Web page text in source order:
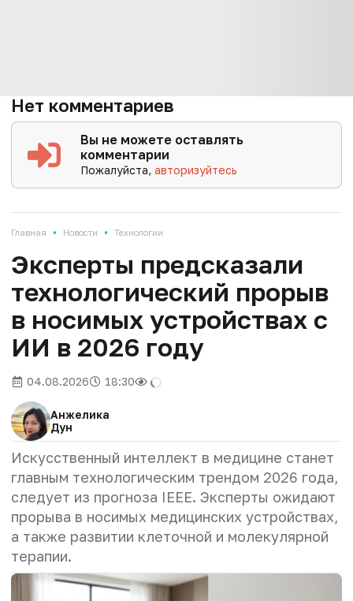
Нет комментариев
Вы не можете оставлять
комментарии
Пожалуйста,авторизуйтесь
Главная • Новости • Технологии
Эксперты предсказали
технологический прорыв
в носимых устройствах с
ИИ в 2026 году
04.08.2026 18:30
Анжелика
Дун
Искусственный интеллект в медицине станет
главным технологическим трендом 2026 года,
следует из прогноза IEEE. Эксперты ожидают
прорыва в носимых медицинских устройствах,
а также развитии клеточной и молекулярной
терапии.